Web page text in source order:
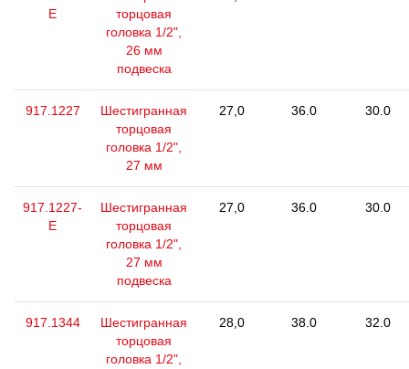
E
торцовая
головка 1/2",
26 мм
подвеска
917.1227
Шестигранная
торцовая
головка 1/2",
27 мм
27,0 36.0 30.0
917.1227-
E
Шестигранная
торцовая
головка 1/2",
27 мм
подвеска
27,0 36.0 30.0
917.1344
Шестигранная
торцовая
головка 1/2",
28,0 38.0 32.0